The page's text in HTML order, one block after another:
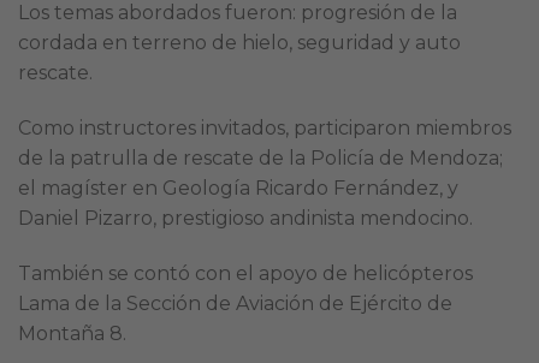
Los temas abordados fueron: progresión de la
cordada en terreno de hielo, seguridad y auto
rescate.
Como instructores invitados, participaron miembros
de la patrulla de rescate de la Policía de Mendoza;
el magíster en Geología Ricardo Fernández, y
Daniel Pizarro, prestigioso andinista mendocino.
También se contó con el apoyo de helicópteros
Lama de la Sección de Aviación de Ejército de
Montaña 8.